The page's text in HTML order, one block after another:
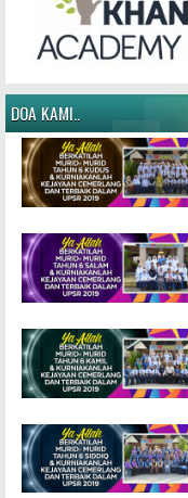
DOA KAMI..